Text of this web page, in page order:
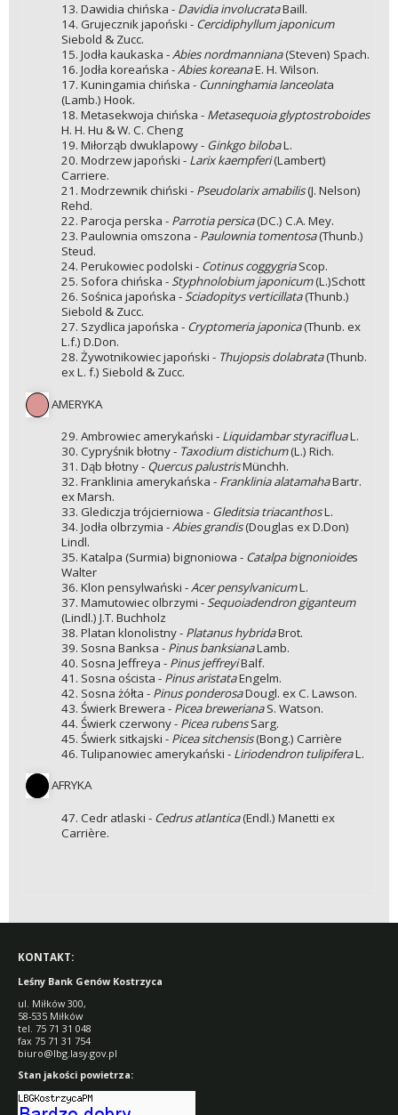
13. Dawidia chińska - Davidia involucrataBaill.
14. Grujecznik japoński - Cercidiphyllum japonicum
Siebold & Zucc.
15. Jodła kaukaska -Abies nordmanniana(Steven) Spach.
16. Jodła koreańska -Abies koreanaE. H. Wilson.
17. Kuningamia chińska - Cunninghamia lanceolata
(Lamb.) Hook.
18. Metasekwoja chińska - Metasequoia glyptostroboides
H. H. Hu & W. C. Cheng
19. Miłorząb dwuklapowy - Ginkgo bilobaL.
20. Modrzew japoński - Larix kaempferi(Lambert)
Carriere.
21. Modrzewnik chiński - Pseudolarix amabilis(J. Nelson)
Rehd.
22. Parocja perska - Parrotia persica(DC.) C.A. Mey.
23. Paulownia omszona - Paulownia tomentosa(Thunb.)
Steud.
24. Perukowiec podolski - Cotinus coggygriaScop.
25. Sofora chińska - Styphnolobium japonicum(L.)Schott
26. Sośnica japońska - Sciadopitys verticillata(Thunb.)
Siebold & Zucc.
27. Szydlica japońska - Cryptomeria japonica(Thunb. ex
L.f.) D.Don.
28. Żywotnikowiec japoński - Thujopsis dolabrata(Thunb.
ex L. f.) Siebold & Zucc.
AMERYKA
29. Ambrowiec amerykański - Liquidambar styracifluaL.
30. Cypryśnik błotny - Taxodium distichum(L.) Rich.
31. Dąb błotny - Quercus palustrisMünchh.
32. Franklinia amerykańska - Franklinia alatamahaBartr.
ex Marsh.
33. Glediczja trójcierniowa - Gleditsia triacanthosL.
34. Jodła olbrzymia -Abies grandis(Douglas ex D.Don)
Lindl.
35. Katalpa (Surmia) bignoniowa - Catalpa bignonioides
Walter
36. Klon pensylwański -Acer pensylvanicumL.
37. Mamutowiec olbrzymi - Sequoiadendron giganteum
(Lindl.) J.T. Buchholz
38. Platan klonolistny - Platanus hybridaBrot.
39. Sosna Banksa - Pinus banksianaLamb.
40. Sosna Jeffreya - Pinus jeffreyiBalf.
41. Sosna oścista - Pinus aristataEngelm.
42. Sosna żółta - Pinus ponderosaDougl. ex C. Lawson.
43. Świerk Brewera - Picea brewerianaS. Watson.
44. Świerk czerwony - Picea rubensSarg.
45. Świerk sitkajski - Picea sitchensis(Bong.) Carrière
46. Tulipanowiec amerykański - Liriodendron tulipiferaL.
AFRYKA
47. Cedr atlaski - Cedrus atlantica(Endl.) Manetti ex
Carrière.
KONTAKT:
Leśny Bank Genów Kostrzyca
ul. Miłków 300,
58-535 Miłków
tel. 75 71 31 048
fax 75 71 31 754
biuro@lbg.lasy.gov.pl
Stan jakości powietrza: